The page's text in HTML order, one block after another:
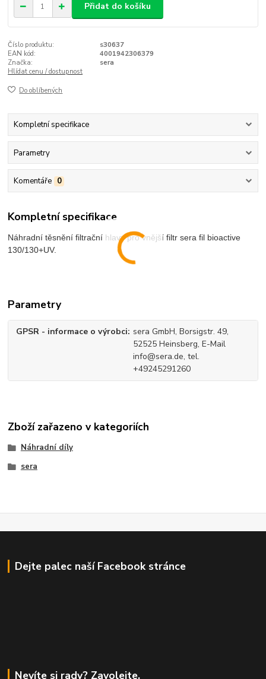
Přidat do košíku
Číslo produktu:
s30637
EAN kód:
4001942306379
Značka:
sera
Hlídat cenu / dostupnost
Do oblíbených
Kompletní specifikace
Parametry
Komentáře 0
Kompletní specifikace
Náhradní těsnění filtrační hlavy pro vnější filtr sera fil bioactive
130/130+UV.
Parametry
GPSR - informace o výrobci sera GmbH, Borsigstr. 49,
52525 Heinsberg, E-Mail
info@sera.de, tel.
+49245291260
Zboží zařazeno v kategoriích
Náhradní díly
sera
Dejte palec naší Facebook stránce
Nevíte si rady? Zavolejte.